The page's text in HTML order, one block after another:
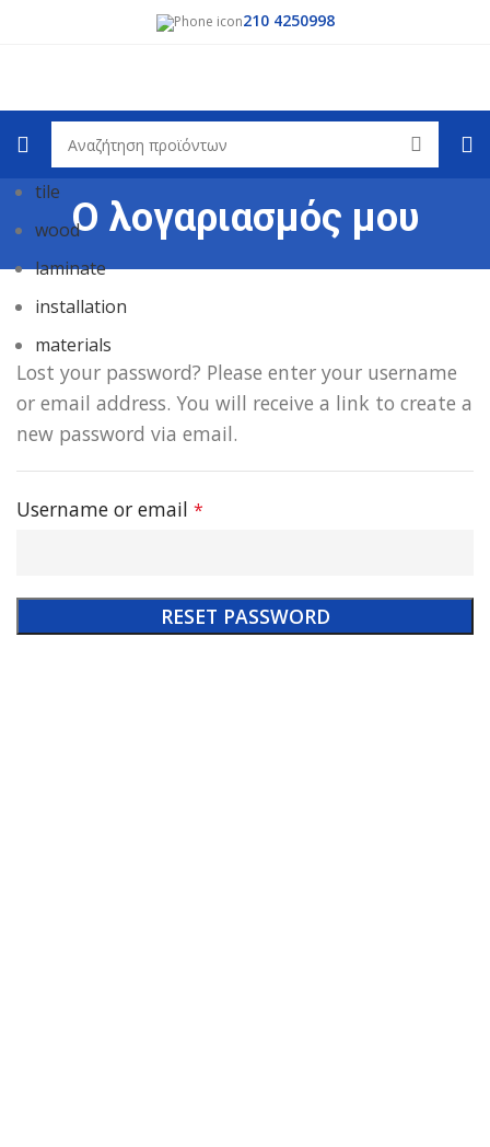
210 4250998
Ο λογαριασμός μου
Lost your password? Please enter your username
or email address. You will receive a link to create a
new password via email.
Username or email *
RESET PASSWORD
Επιλέξτε κατηγορία
Δημοφιλή αιτήματα:
tile
wood
laminate
installation
materials